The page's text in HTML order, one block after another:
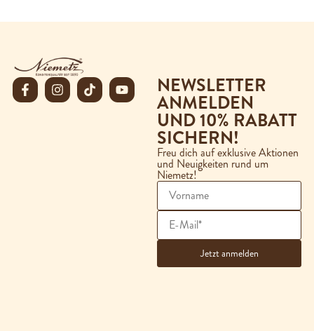
NEWSLETTER
ANMELDEN
UND 10% RABATT
SICHERN!
Freu dich auf exklusive Aktionen
und Neuigkeiten rund um
Niemetz!